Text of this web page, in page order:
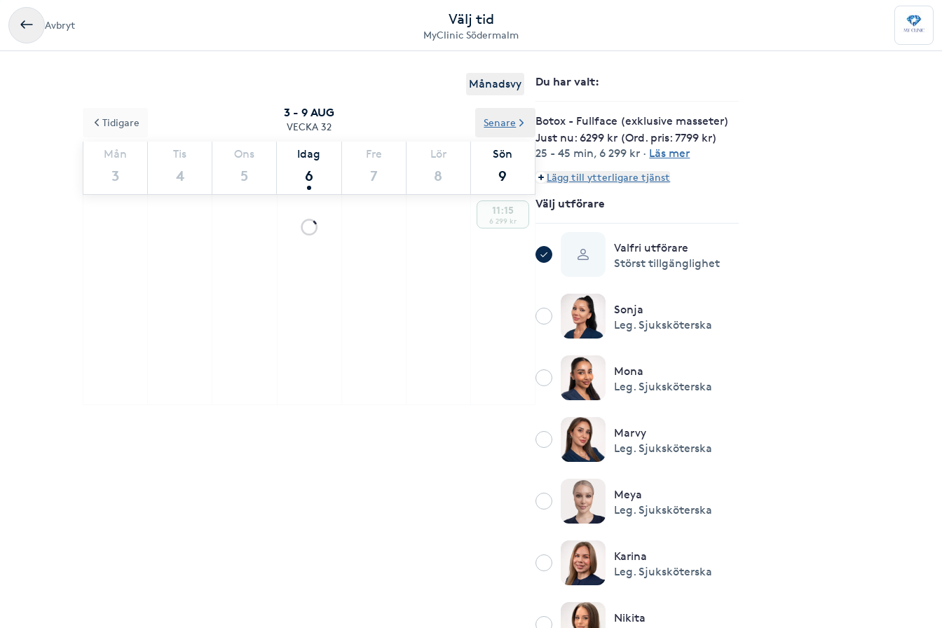
Avbryt Välj tid
MyClinic Södermalm
Månadsvy
3 - 9 AUG
VECKA 32
Mån
3
Tis
4
Ons
5
Idag
6
Fre
7
Lör
8
Sön
9
Tidigare Senare
11:15
6 299 kr
Du har valt:
Botox - Fullface (exklusive masseter)
Just nu: 6299 kr (Ord. pris: 7799 kr)
25 - 45 min, 6 299 kr · Läs mer
Lägg till ytterligare tjänst
Välj utförare
Valfri utförare
Störst tillgänglighet
Sonja
Leg. Sjuksköterska
Mona
Leg. Sjuksköterska
Marvy
Leg. Sjuksköterska
Meya
Leg. Sjuksköterska
Karina
Leg. Sjuksköterska
Nikita